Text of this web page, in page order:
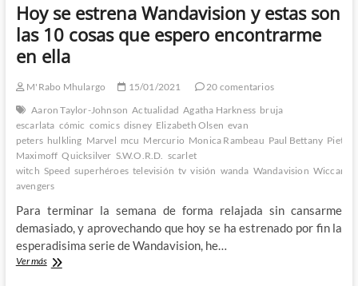
Hoy se estrena Wandavision y estas son
las 10 cosas que espero encontrarme
en ella
M'Rabo Mhulargo 15/01/2021
20 comentarios
Aaron Taylor-Johnson Actualidad Agatha Harkness bruja
escarlata cómic comics disney Elizabeth Olsen evan
peters hulkling Marvel mcu Mercurio Monica Rambeau Paul Bettany Pietro
Maximoff Quicksilver S.W.O.R.D. scarlet
witch Speed superhéroes televisión tv visión wanda Wandavision Wiccan
avengers
Para terminar la semana de forma relajada sin cansarme
demasiado, y aprovechando que hoy se ha estrenado por fin la
esperadisima serie de Wandavision, he…
Ver másHoy